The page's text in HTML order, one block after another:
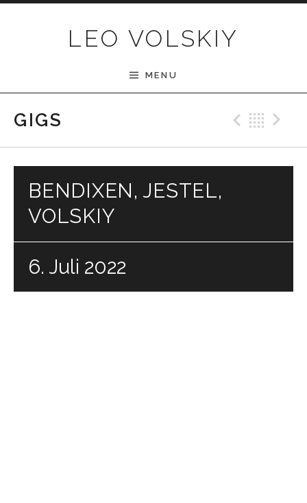
LEO VOLSKIY
MENU
GIGS
BENDIXEN, JESTEL,
VOLSKIY
6. Juli 2022